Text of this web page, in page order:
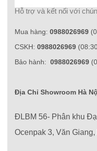
Hỗ trợ và kết nối với
Mua hàng: 0988026969
CSKH: 0988026969
Bảo hành: 0988026969
Địa Chỉ Showroom Hà
ĐLBM 56- Phân khu
Ocenpak 3, Văn